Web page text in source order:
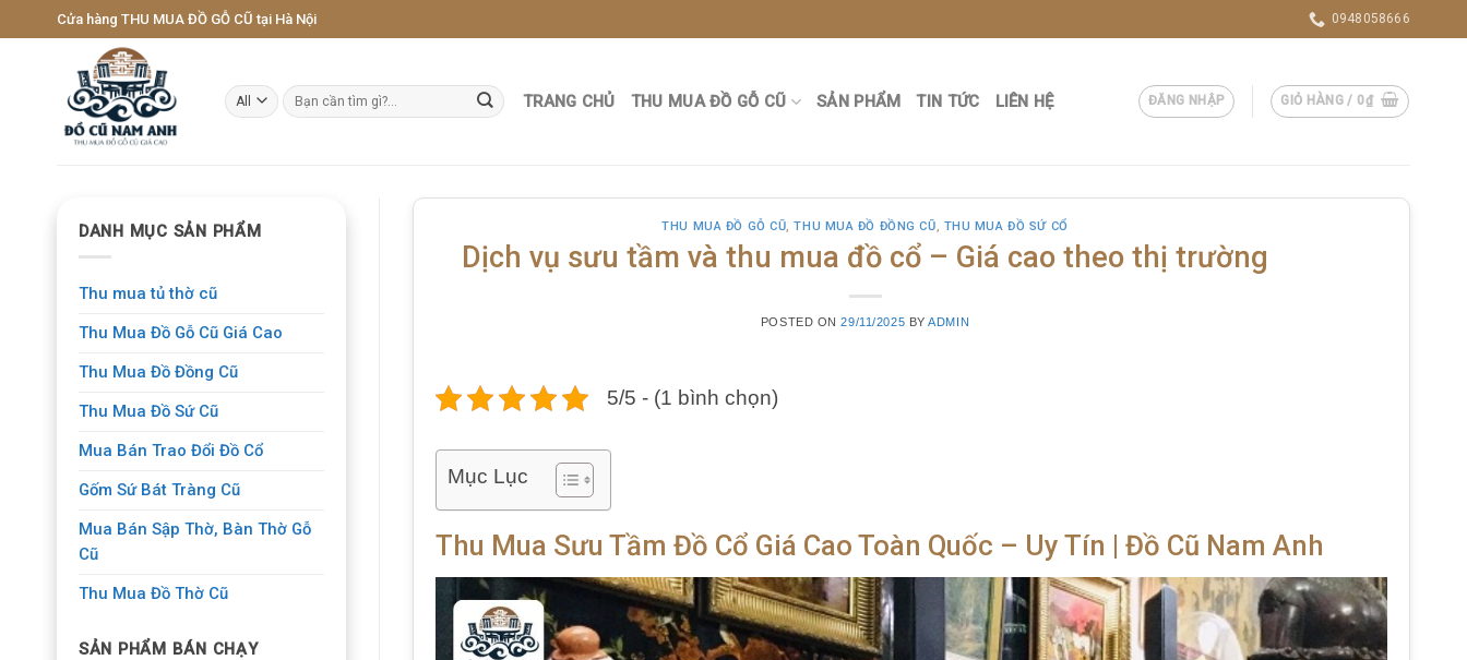
to
Cửa hàng THU MUA ĐỒ GỖ CŨ tại Hà Nội 0948058666
Tìm
kiếm:
TRANG CHỦ THU MUA ĐỒ GỖ CŨ SẢN PHẨM TIN TỨC LIÊN HỆ ĐĂNG NHẬP GIỎ HÀNG / 0₫
DANH MỤC SẢN PHẨM
Thu mua tủ thờ cũ
Thu Mua Đồ Gỗ Cũ Giá Cao
Thu Mua Đồ Đồng Cũ
Thu Mua Đồ Sứ Cũ
Mua Bán Trao Đổi Đồ Cổ
Gốm Sứ Bát Tràng Cũ
Mua Bán Sập Thờ, Bàn Thờ Gỗ
Cũ
Thu Mua Đồ Thờ Cũ
SẢN PHẨM BÁN CHẠY
THU MUA ĐỒ GỖ CŨ,THU MUA ĐỒ ĐỒNG CŨ, THU MUA ĐỒ SỨ CỔ
Dịch vụ sưu tầm và thu mua đồ cổ – Giá cao theo thị trường
POSTED ON29/11/2025 BYADMIN
5/5 - (1 bình chọn)
Mục Lục
Thu Mua Sưu Tầm Đồ Cổ Giá Cao Toàn Quốc – Uy Tín | Đồ Cũ Nam Anh